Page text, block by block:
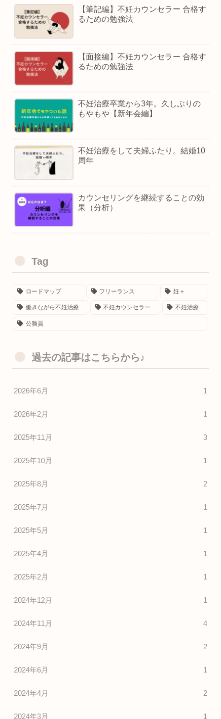
【筆記編】不妊カウンセラー 合格す
るための勉強法
【面接編】不妊カウンセラー 合格す
るための勉強法
不妊治療卒業から3年。久しぶりの
もやもや【新年会編】
不妊治療をして夫婦ふたり。結婚10
周年
カウンセリングを継続することの効
果（分析）
Tag
ロードマップ フリーランス 妊＋
働きながら不妊治療 不妊カウンセラー 不妊治療
公務員
過去の記事はこちらから♪
2026年6月 1
2026年2月 1
2025年11月 3
2025年10月 1
2025年8月 2
2025年7月 1
2025年5月 1
2025年4月 1
2025年2月 1
2024年12月 1
2024年11月 4
2024年9月 2
2024年6月 1
2024年4月 2
2024年3月 1